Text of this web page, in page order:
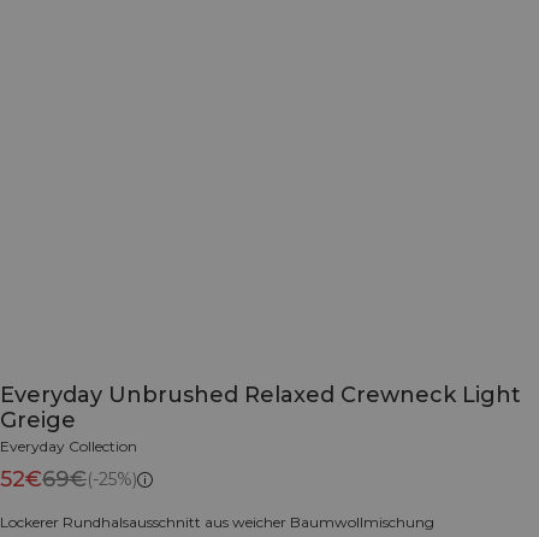
Everyday Unbrushed Relaxed Crewneck Light
Greige
Everyday Collection
52€69€(-25%)
Lockerer Rundhalsausschnitt aus weicher Baumwollmischung